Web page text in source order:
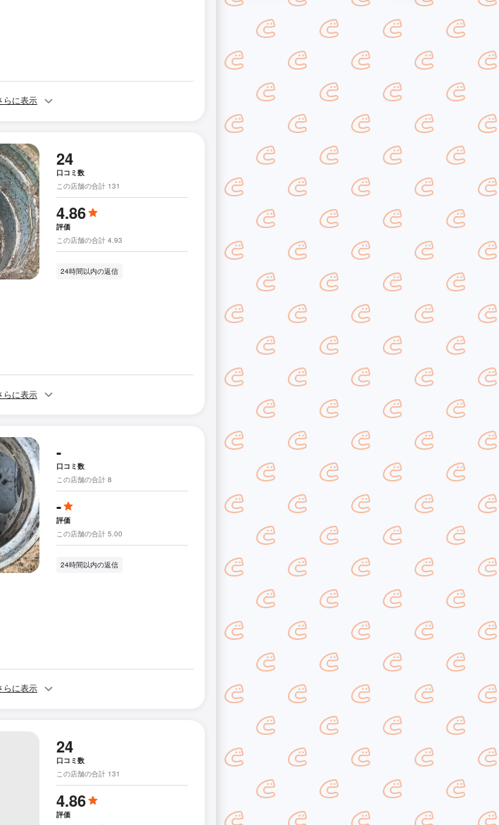
らに表示
24
口コミ数
この店舗の合計 131
4.86
評価
この店舗の合計 4.93
24時間以内の返信
らに表示
-
口コミ数
この店舗の合計 8
-
評価
この店舗の合計 5.00
24時間以内の返信
らに表示
24
口コミ数
この店舗の合計 131
4.86
評価